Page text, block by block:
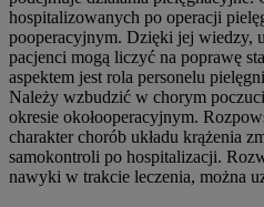
hospitalizowanych po operacji
pooperacyjnym. Dzięki jej wiedzy,
pacjenci mogą liczyć na poprawę
aspektem jest rola personelu
Należy wzbudzić w chorym
okresie okołooperacyjnym.
charakter chorób układu krążenia
samokontroli po hospitalizacji.
nawyki w trakcie leczenia, można